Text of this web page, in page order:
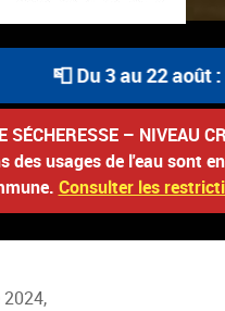
📮 Du 3 au 22 août
SÉCHERESSE – NIVEAU
des usages de l'eau sont
Consulter les